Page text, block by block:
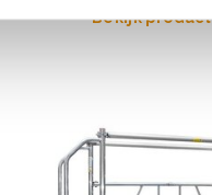
Bekijk product